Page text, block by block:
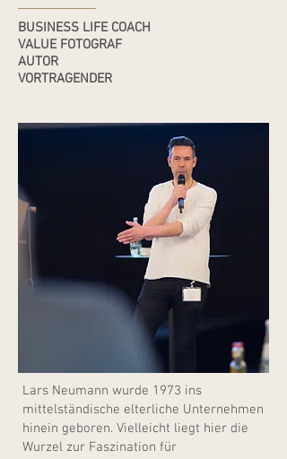
BUSINESS LIFE COACH
VALUE FOTOGRAF
AUTOR
VORTRAGENDER
Lars Neumann wurde 1973 ins
mittelständische elterliche Unternehmen
hinein geboren. Vielleicht liegt hier die
Wurzel zur Faszination für